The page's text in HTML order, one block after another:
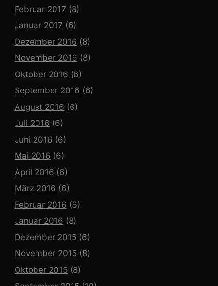
Februar 2017 (8)
Januar 2017 (6)
Dezember 2016 (8)
November 2016 (8)
Oktober 2016 (6)
September 2016 (6)
August 2016 (6)
Juli 2016 (6)
Juni 2016 (6)
Mai 2016 (6)
April 2016 (6)
März 2016 (6)
Februar 2016 (6)
Januar 2016 (8)
Dezember 2015 (6)
November 2015 (8)
Oktober 2015 (8)